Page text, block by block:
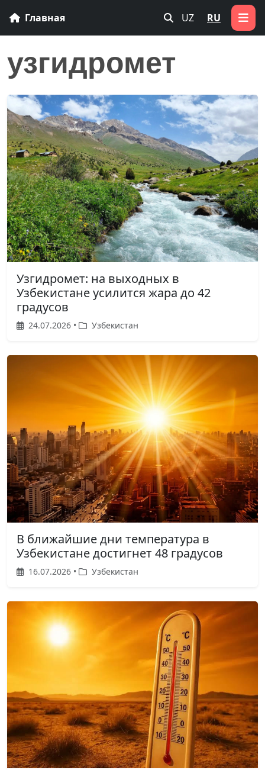
Главная UZ RU
узгидромет
Узгидромет: на выходных в
Узбекистане усилится жара до 42
градусов
24.07.2026 • Узбекистан
В ближайшие дни температура в
Узбекистане достигнет 48 градусов
16.07.2026 • Узбекистан